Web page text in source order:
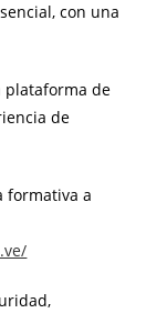
con una
plataforma de
de
formativa a